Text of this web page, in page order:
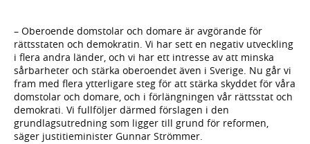
– Oberoende domstolar och domare är avgörande för
rättsstaten och demokratin. Vi har sett en negativ utveckling
i flera andra länder, och vi har ett intresse av att minska
sårbarheter och stärka oberoendet även i Sverige. Nu går vi
fram med flera ytterligare steg för att stärka skyddet för våra
domstolar och domare, och i förlängningen vår rättsstat och
demokrati. Vi fullföljer därmed förslagen i den
grundlagsutredning som ligger till grund för reformen,
säger justitieminister Gunnar Strömmer.